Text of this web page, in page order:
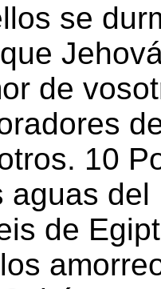
se
de
10
aguas
de